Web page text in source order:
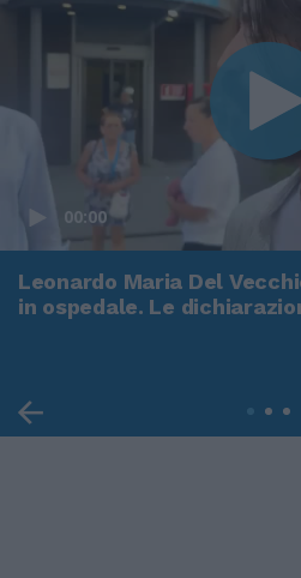
00:00
Leonardo Maria Del
in ospedale. Le